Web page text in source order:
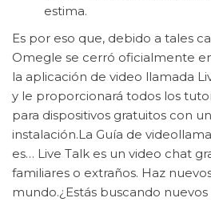
estima.
Es por eso que, debido a tales
Omegle se cerró oficialmente
la aplicación de video llamada
y le proporcionará todos los
para dispositivos gratuitos con
instalación.La Guía de
es… Live Talk es un video chat
familiares o extraños. Haz
mundo.¿Estás buscando nuevos